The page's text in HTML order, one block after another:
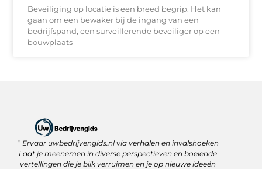
Beveiliging op locatie is een breed begrip. Het kan
gaan om een bewaker bij de ingang van een
bedrijfspand, een surveillerende beveiliger op een
bouwplaats
” Ervaar uwbedrijvengids.nl via verhalen en invalshoeken
Laat je meenemen in diverse perspectieven en boeiende
vertellingen die je blik verruimen en je op nieuwe ideeën